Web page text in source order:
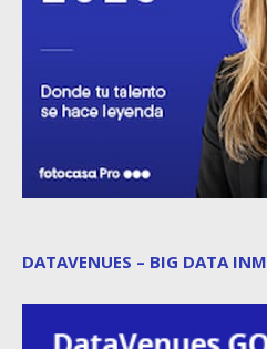
DATAVENUES – BIG DATA